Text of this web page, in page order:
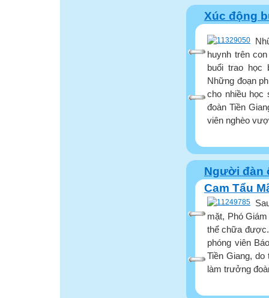
Xúc động
huynh trên
buổi trao học
Những đoạn
cho nhiều học
đoàn Tiền
viên nghèo
Người đàn
Cam Tẩu
mặt, Phó
thể chữa được.
phóng viên
Tiền Giang,
làm trưởng